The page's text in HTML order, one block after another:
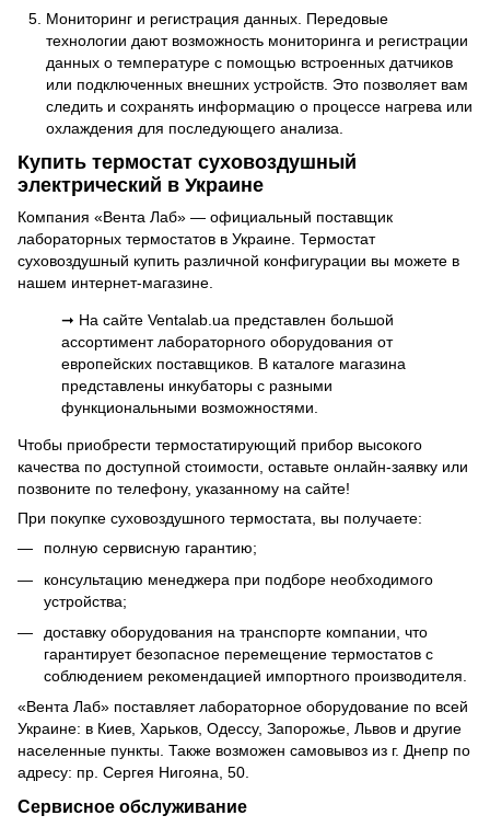
Мониторинг и регистрация данных. Передовые
технологии дают возможность мониторинга и регистрации
данных о температуре с помощью встроенных датчиков
или подключенных внешних устройств. Это позволяет вам
следить и сохранять информацию о процессе нагрева или
охлаждения для последующего анализа.
Купить термостат суховоздушный
электрический в Украине
Компания «Вента Лаб» — официальный поставщик
лабораторных термостатов в Украине. Термостат
суховоздушный купить различной конфигурации вы можете в
нашем интернет-магазине.
➞ На сайте Ventalab.ua представлен большой
ассортимент лабораторного оборудования от
европейских поставщиков. В каталоге магазина
представлены инкубаторы с разными
функциональными возможностями.
Чтобы приобрести термостатирующий прибор высокого
качества по доступной стоимости, оставьте онлайн-заявку или
позвоните по телефону, указанному на сайте!
При покупке суховоздушного термостата, вы получаете:
полную сервисную гарантию;
консультацию менеджера при подборе необходимого
устройства;
доставку оборудования на транспорте компании, что
гарантирует безопасное перемещение термостатов с
соблюдением рекомендацией импортного производителя.
«Вента Лаб» поставляет лабораторное оборудование по всей
Украине: в Киев, Харьков, Одессу, Запорожье, Львов и другие
населенные пункты. Также возможен самовывоз из г. Днепр по
адресу: пр. Сергея Нигояна, 50.
Сервисное обслуживание